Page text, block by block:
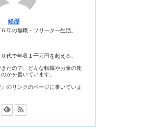
経歴
年の無職・フリーター生活。
代で年収１千万円を超える。
たので、どんな転職やお金の使
かを書いています。
のリンクのページに書いていま